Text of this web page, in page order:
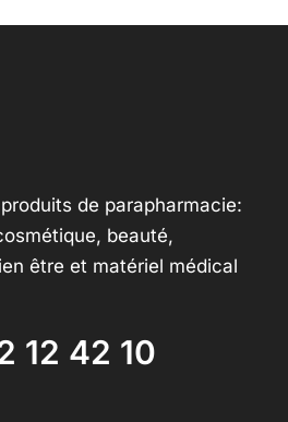
de parapharmacie:
beauté,
être et matériel médical
12 42 10